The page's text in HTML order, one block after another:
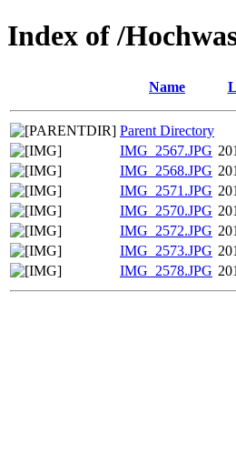
Index of /
Name
Parent Directory
IMG_2567.JPG
IMG_2568.JPG
IMG_2571.JPG
IMG_2570.JPG
IMG_2572.JPG
IMG_2573.JPG
IMG_2578.JPG